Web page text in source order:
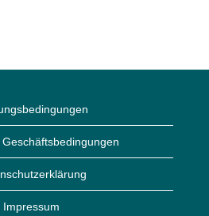
Impressum